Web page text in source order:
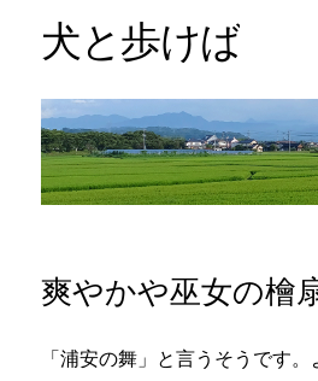
犬と歩けば
爽やかや巫女の檜
「浦安の舞」と言うそうです